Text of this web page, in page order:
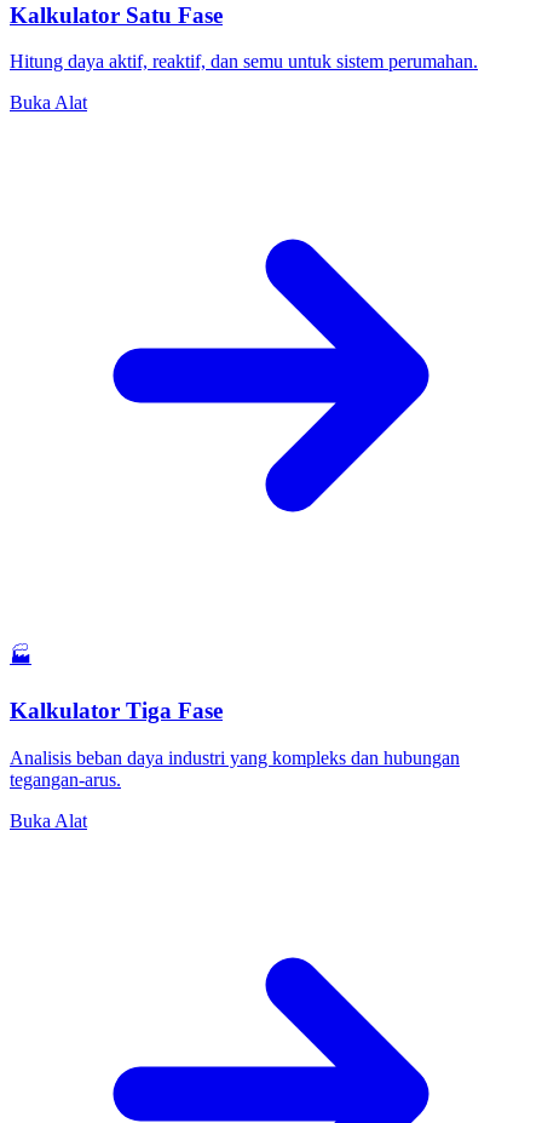
Kalkulator Satu Fase
Hitung daya aktif, reaktif, dan semu untuk sistem perumahan.
Buka Alat
🏭
Kalkulator Tiga Fase
Analisis beban daya industri yang kompleks dan hubungan
tegangan-arus.
Buka Alat